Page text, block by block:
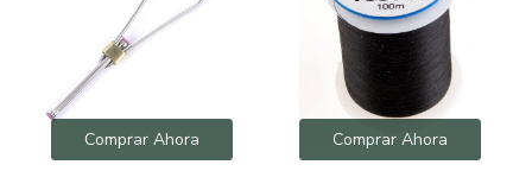
Comprar Ahora Comprar Ahora